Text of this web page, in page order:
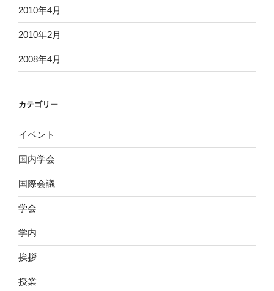
2010年4月
2010年2月
2008年4月
カテゴリー
イベント
国内学会
国際会議
学会
学内
挨拶
授業